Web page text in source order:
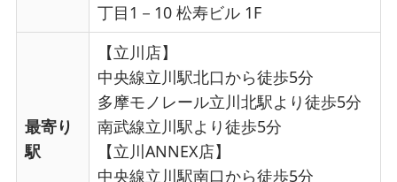
丁目1－10 松寿ビル 1F
最寄り
駅
【立川店】
中央線立川駅北口から徒歩5分
多摩モノレール立川北駅より徒歩5分
南武線立川駅より徒歩5分
【立川ANNEX店】
中央線立川駅南口から徒歩5分